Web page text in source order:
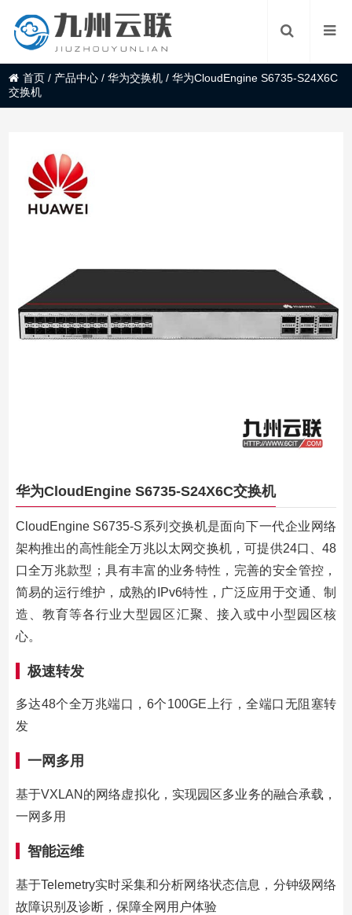
首页 / 产品中心 /华为交换机 /华为CloudEngine S6735-S24X6C
交换机
华为CloudEngine S6735-S24X6C交换机
CloudEngine S6735-S系列交换机是面向下一代企业网络
架构推出的高性能全万兆以太网交换机，可提供24口、48
口全万兆款型；具有丰富的业务特性，完善的安全管控，
简易的运行维护，成熟的IPv6特性，广泛应用于交通、制
造、教育等各行业大型园区汇聚、接入或中小型园区核
心。
极速转发
多达48个全万兆端口，6个100GE上行，全端口无阻塞转
发
一网多用
基于VXLAN的网络虚拟化，实现园区多业务的融合承载，
一网多用
智能运维
基于Telemetry实时采集和分析网络状态信息，分钟级网络
故障识别及诊断，保障全网用户体验